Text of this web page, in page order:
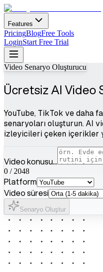
Features
PricingBlogFree Tools
LoginStart Free Trial
Video Senaryo Oluşturucu
Ücretsiz AI Video
YouTube, TikTok ve daha
senaryoları oluşturun. AI
izleyicileri çeken içerikler
Video konusu...
0 / 2048
Platform
Video süresi
Senaryo Oluştur